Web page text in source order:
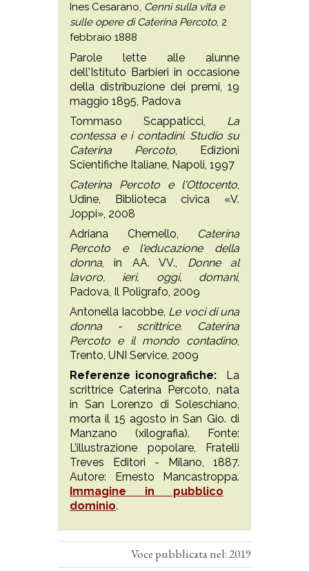
Ines Cesarano, Cenni sulla vita e
sulle opere di Caterina Percoto, 2
febbraio 1888
Parole lette alle alunne
dell'Istituto Barbieri in occasione
della distribuzione dei premi, 19
maggio 1895, Padova
Tommaso Scappaticci, La
contessa e i contadini. Studio su
Caterina Percoto, Edizioni
Scientifiche Italiane, Napoli, 1997
Caterina Percoto e l'Ottocento,
Udine, Biblioteca civica «V.
Joppi», 2008
Adriana Chemello,
Caterina
Percoto e l'educazione della
donna, in AA. VV., Donne al
lavoro, ieri, oggi, domani,
Padova, Il Poligrafo, 2009
Antonella Iacobbe, Le voci di una
donna - scrittrice. Caterina
Percoto e il mondo contadino,
Trento, UNI Service, 2009
Referenze iconografiche:
La
scrittrice Caterina Percoto, nata
in San Lorenzo di Soleschiano,
morta il 15 agosto in San Gio. di
Manzano (xilografia). Fonte:
L’illustrazione popolare, Fratelli
Treves Editori - Milano, 1887.
Autore: Ernesto Mancastroppa.
Immagine in pubblico
dominio.
Voce pubblicata nel: 2019